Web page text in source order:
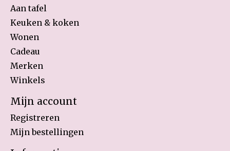
Aan tafel
Keuken & koken
Wonen
Cadeau
Merken
Winkels
Mijn account
Registreren
Mijn bestellingen